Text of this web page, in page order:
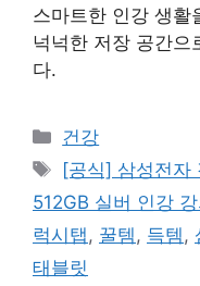
스마트한 인강 생활
넉넉한 저장 공간으
다.
카
테
고
리
건강
태
그
[공식] 삼성전자
512GB 실버 인강
럭시탭 , 꿀템 , 득템 ,
태블릿